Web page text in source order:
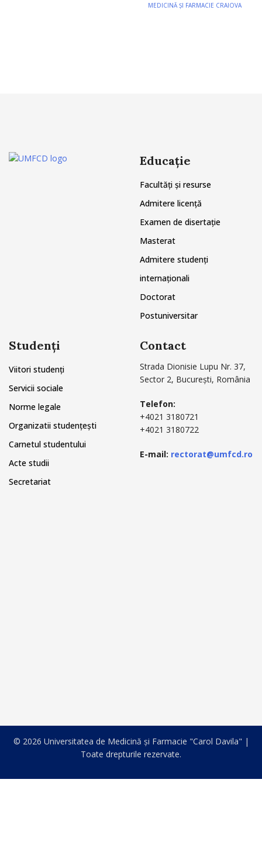
MEDICINĂ ȘI FARMACIE CRAIOVA
Educație
Facultăți și resurse
Admitere licență
Examen de disertație
Masterat
Admitere studenți
internaționali
Doctorat
Postuniversitar
Studenți
Viitori studenți
Servicii sociale
Norme legale
Organizatii studențești
Carnetul studentului
Acte studii
Secretariat
Contact
Strada Dionisie Lupu Nr. 37,
Sector 2, București, România
Telefon:
+4021 3180721
+4021 3180722
E-mail: rectorat@umfcd.ro
© 2026 Universitatea de Medicină și Farmacie "Carol Davila" |
Toate drepturile rezervate.